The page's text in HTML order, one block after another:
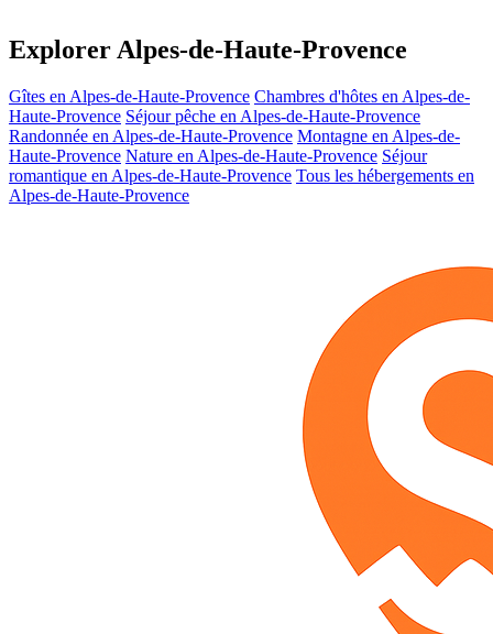
Explorer Alpes-de-Haute-Provence
Gîtes en Alpes-de-Haute-Provence Chambres d'hôtes en Alpes-de-
Haute-Provence Séjour pêche en Alpes-de-Haute-Provence
Randonnée en Alpes-de-Haute-Provence Montagne en Alpes-de-
Haute-Provence Nature en Alpes-de-Haute-Provence Séjour
romantique en Alpes-de-Haute-Provence Tous les hébergements en
Alpes-de-Haute-Provence